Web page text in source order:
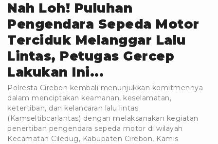
Nah Loh! Puluhan
Pengendara Sepeda Motor
Terciduk Melanggar Lalu
Lintas, Petugas Gercep
Lakukan Ini...
Polresta Cirebon kembali menunjukkan komitmennya
dalam menciptakan keamanan, keselamatan,
ketertiban, dan kelancaran lalu lintas
(Kamseltibcarlantas) dengan melaksanakan kegiatan
penertiban pengendara sepeda motor di wilayah
Kecamatan Ciledug, Kabupaten Cirebon, Kamis